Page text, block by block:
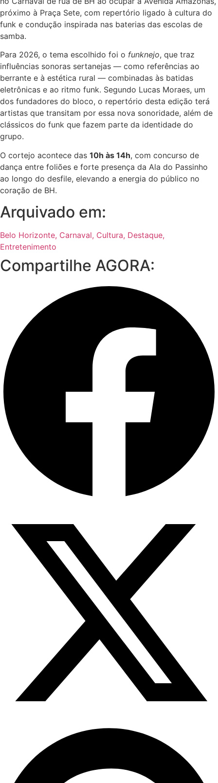
próximo à Praça Sete, com repertório ligado à cultura do
funk e condução inspirada nas baterias das escolas de
samba.
Para 2026, o tema escolhido foi o funknejo, que traz
influências sonoras sertanejas — como referências ao
berrante e à estética rural — combinadas às batidas
eletrônicas e ao ritmo funk. Segundo Lucas Moraes, um
dos fundadores do bloco, o repertório desta edição terá
artistas que transitam por essa nova sonoridade, além de
clássicos do funk que fazem parte da identidade do
grupo.
O cortejo acontece das 10h às 14h, com concurso de
dança entre foliões e forte presença da Ala do Passinho
ao longo do desfile, elevando a energia do público no
coração de BH.
Arquivado em:
Belo Horizonte, Carnaval, Cultura, Destaque,
Entretenimento
Compartilhe AGORA: